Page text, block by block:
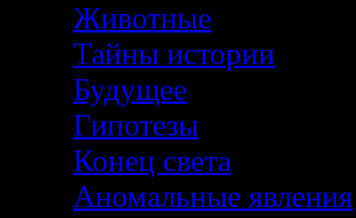
Животные
Тайны истории
Будущее
Гипотезы
Конец света
Аномальные явления